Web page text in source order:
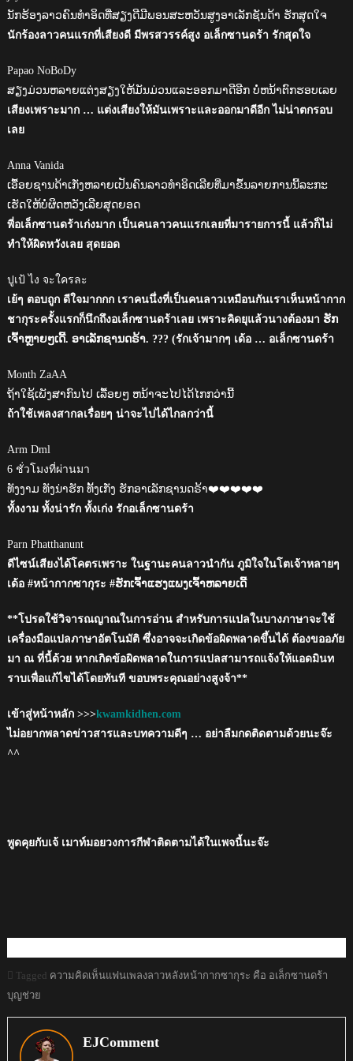
ນັກຮ້ອງລາວຄົນທຳອິດທີ່ສຽງດີມີພອນສະຫວັນສູງອາເລັກຊັນດ້າ ຮັກສຸດໃຈ
นักร้องลาวคนแรกที่เสียงดี มีพรสวรรค์สูง อเล็กซานดร้า รักสุดใจ
Papao NoBoDy
ສຽງມ່ວນຫລາຍແຕ່ງສຽງໃຫ້ມັນມ່ວນແລະອອກມາດີອີກ ບໍ່ຫນ້າຕົກຮອບເລຍ
เสียงเพราะมาก … แต่งเสียงให้มันเพราะและออกมาดีอีก ไม่น่าตกรอบ
เลย
Anna Vanida
ເອື້ອຍຊານດ້າເກັ່ງຫລາຍເປັນຄົນລາວທຳອິດເລີຍທີ່ມາຂຶ້ນລາຍການນີ້ລະກະ
ເຮັດໃຫ້ບໍ່ຜິດຫວັງເລີຍສຸດຍອດ
พี่อเล็กซานดร้าเก่งมาก เป็นคนลาวคนแรกเลยที่มารายการนี้ แล้วก็ไม่
ทำให้ผิดหวังเลย สุดยอด
ปูเป้ ไง จะใครละ
เย้ๆ ตอบถูก ดีใจมากกก เราคนนึ่งที่เป็นคนลาวเหมือนกันเราเห็นหน้ากาก
ชากุระครั้งแรกก็นึกถึงอเล็กซานดร้าเลย เพราะคิดยุแล้วนางต้องมา ຮັກ
ເຈົ້າຫຼາຍໆເດີ້. ອາເລັກຊານດຣ້າ. ??? (รักเจ้ามากๆ เด้อ … อเล็กซานดร้า
Month ZaAA
ຖ້າໃຊ້ເພັງສາກົນໄປ ເລື້ອຍໆ ຫນ້າຈະໄປໄດ້ໄກກວ່ານີ້
ถ้าใช้เพลงสากลเรื่อยๆ น่าจะไปได้ไกลกว่านี้
Arm Dml
6 ชั่วโมงที่ผ่านมา
ທັງງາມ ທັງນ່າຮັກ ທັ້ງເກັ່ງ ຮັກອາເລັກຊານດຣ້າ❤️❤️❤️❤️❤️
ทั้งงาม ทั้งน่ารัก ทั้งเก่ง รักอเล็กซานดร้า
Parn Phatthanunt
ดีไซน์เสียงได้โคตรเพราะ ในฐานะคนลาวนำกัน ภูมิใจในโตเจ้าหลายๆ
เด้อ #หน้ากากซากุระ #ຮັກເຈົ້າແຮງແພງເຈົ້າຫລາຍເດີ້
**โปรดใช้วิจารณญาณในการอ่าน สำหรับการแปลในบางภาษาจะใช้
เครื่องมือแปลภาษาอัตโนมัติ ซึ่งอาจจะเกิดข้อผิดพลาดขึ้นได้ ต้องขออภัย
มา ณ ที่นี้ด้วย หากเกิดข้อผิดพลาดในการแปลสามารถแจ้งให้แอดมินท
ราบเพื่อแก้ไขได้โดยทันที ขอบพระคุณอย่างสูงจ้า**
เข้าสู่หน้าหลัก >>>kwamkidhen.com
ไม่อยากพลาดข่าวสารและบทความดีๆ … อย่าลืมกดติดตามด้วยนะจ๊ะ
^^
พูดคุยกับเจ้ เมาท์มอยวงการกีฬาติดตามได้ในเพจนี้นะจ๊ะ
Tagged ความคิดเห็นแฟนเพลงลาวหลังหน้ากากซากุระ คือ อเล็กซานดร้า
บุญช่วย
EJComment